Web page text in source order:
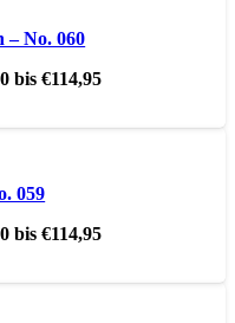
– No. 060
bis €114,95
059
bis €114,95